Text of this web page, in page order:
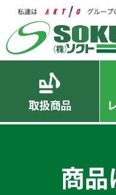
取扱商品
商品